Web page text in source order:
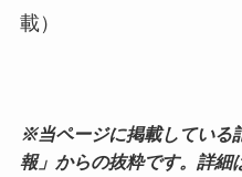
載）
※当ページに掲載している
報」からの抜粋です。詳細